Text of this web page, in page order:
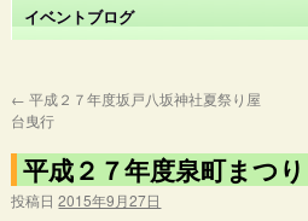
イベントブログ
← 平成２７年度坂戸八坂神社夏祭り屋
台曳行
平成２７年度泉町まつり
投稿日 2015年9月27日